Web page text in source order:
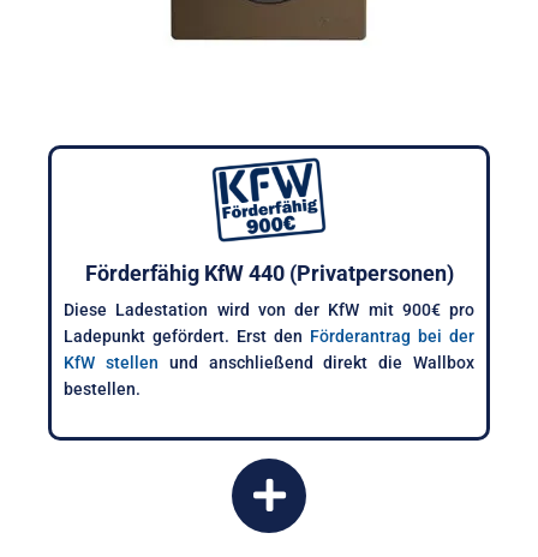
Förderfähig KfW 440 (Privatpersonen)
Diese Ladestation wird von der KfW mit 900€ pro
Ladepunkt gefördert. Erst den Förderantrag bei der
KfW stellen und anschließend direkt die Wallbox
bestellen.